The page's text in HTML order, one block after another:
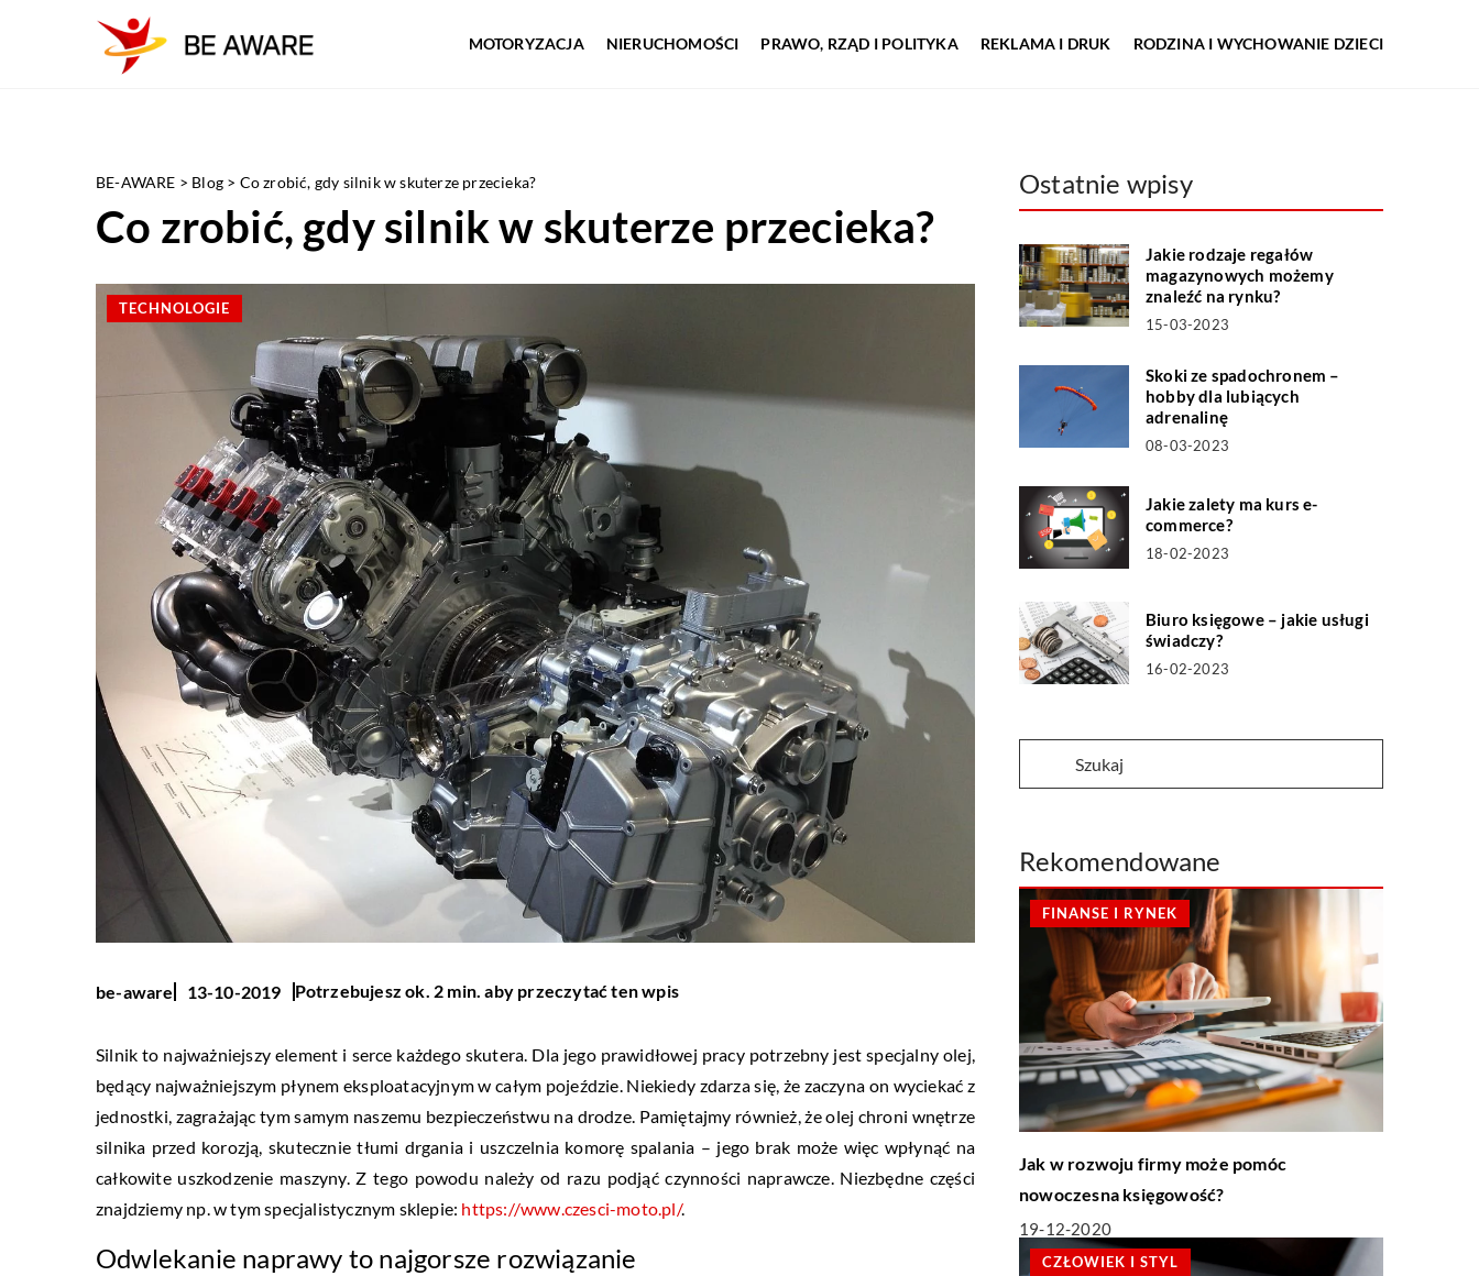
MOTORYZACJA NIERUCHOMOŚCI PRAWO, RZĄD I POLITYKA REKLAMA I DRUK RODZINA I WYCHOWANIE DZIECI
BE-AWARE > Blog > Co zrobić, gdy silnik w skuterze przecieka?
Co zrobić, gdy silnik w skuterze przecieka?
TECHNOLOGIE
be-aware 13-10-2019 Potrzebujesz ok. 2 min. aby przeczytać ten wpis
Silnik to najważniejszy element i serce każdego skutera. Dla jego prawidłowej pracy potrzebny jest specjalny olej,
będący najważniejszym płynem eksploatacyjnym w całym pojeździe. Niekiedy zdarza się, że zaczyna on wyciekać z
jednostki, zagrażając tym samym naszemu bezpieczeństwu na drodze. Pamiętajmy również, że olej chroni wnętrze
silnika przed korozją, skutecznie tłumi drgania i uszczelnia komorę spalania – jego brak może więc wpłynąć na
całkowite uszkodzenie maszyny. Z tego powodu należy od razu podjąć czynności naprawcze. Niezbędne części
znajdziemy np. w tym specjalistycznym sklepie: https://www.czesci-moto.pl/.
Odwlekanie naprawy to najgorsze rozwiązanie
Ostatnie wpisy
Jakie rodzaje regałów
magazynowych możemy
znaleźć na rynku?
15-03-2023
Skoki ze spadochronem –
hobby dla lubiących
adrenalinę
08-03-2023
Jakie zalety ma kurs e-
commerce?
18-02-2023
Biuro księgowe – jakie usługi
świadczy?
16-02-2023
Rekomendowane
FINANSE I RYNEK
Jak w rozwoju firmy może pomóc
nowoczesna księgowość?
19-12-2020
CZŁOWIEK I STYL